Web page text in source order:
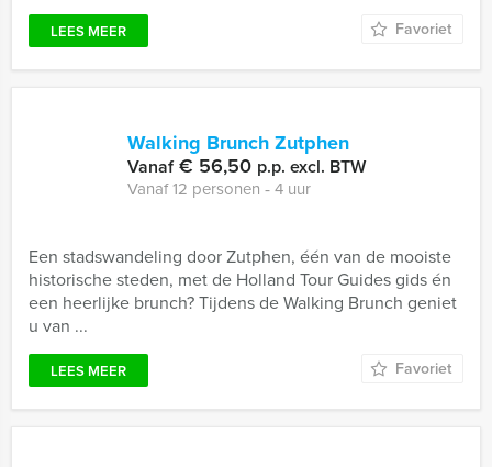
LEES MEER Favoriet
Walking Brunch Zutphen
Vanaf€ 56,50 p.p. excl. BTW
Vanaf 12 personen ‐ 4 uur
Een stadswandeling door Zutphen, één van de mooiste
historische steden, met de Holland Tour Guides gids én
een heerlijke brunch? Tijdens de Walking Brunch geniet
u van ...
LEES MEER Favoriet